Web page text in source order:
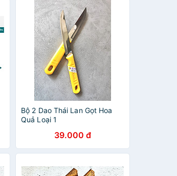
Bộ 2 Dao Thái Lan Gọt Hoa
Quả Loại 1
39.000 đ